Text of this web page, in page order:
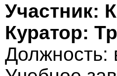
Участник:
Куратор:
Должность: